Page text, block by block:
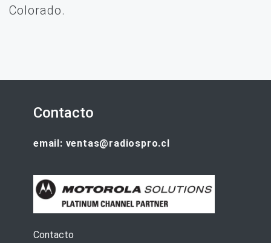
Colorado.
Contacto
email: ventas@radiospro.cl
Contacto